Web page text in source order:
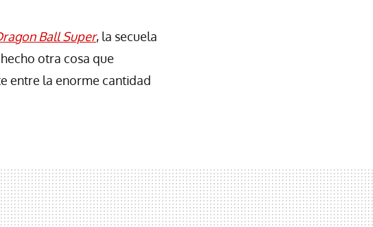
Ball Super, la secuela
otra cosa que
entre la enorme cantidad